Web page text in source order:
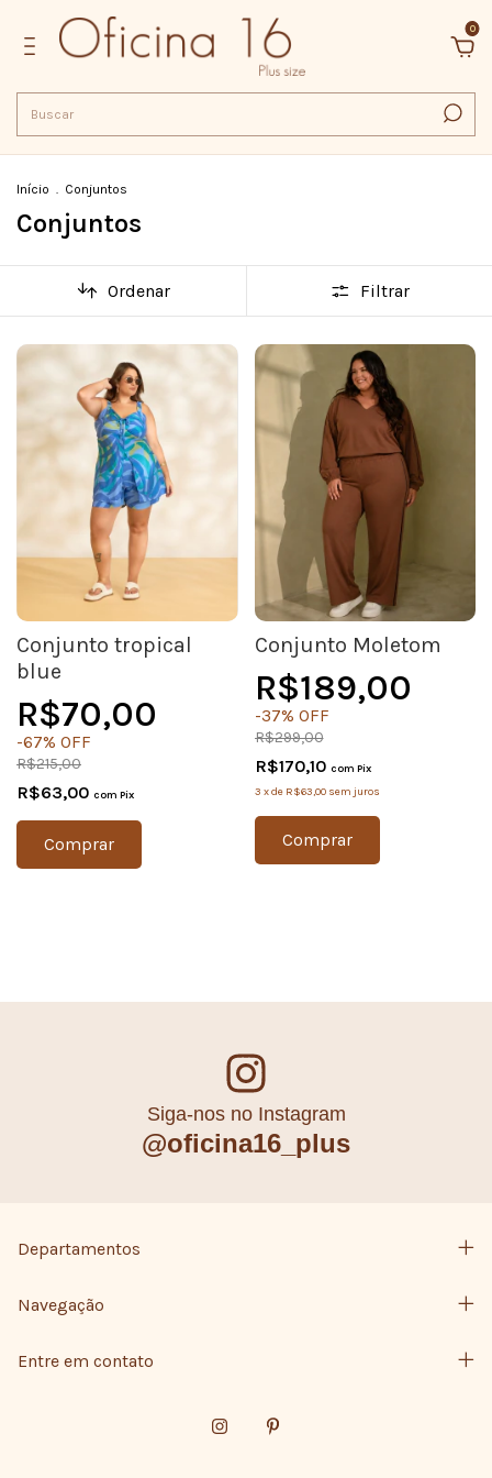
0
Início . Conjuntos
Conjuntos
Ordenar Filtrar
Conjunto tropical
blue
R$70,00
-67% OFF
R$215,00
R$63,00 com Pix
Comprar
Conjunto Moletom
R$189,00
-37% OFF
R$299,00
R$170,10 com Pix
3 xde R$63,00 sem juros
Comprar
Siga-nos no Instagram
@oficina16_plus
Departamentos
Navegação
Entre em contato